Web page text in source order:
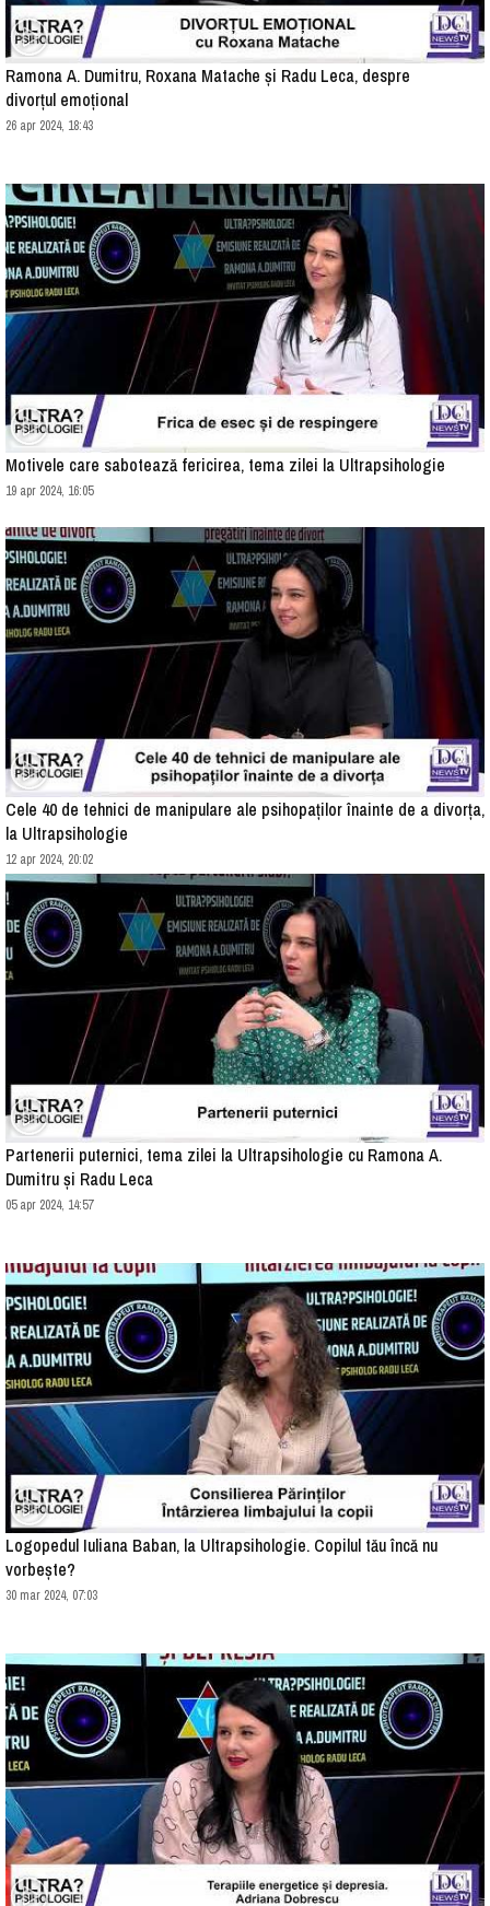
Ramona A. Dumitru, Roxana Matache și Radu Leca, despre
divorțul emoțional
26 apr 2024, 18:43
Motivele care sabotează fericirea, tema zilei la Ultrapsihologie
19 apr 2024, 16:05
Cele 40 de tehnici de manipulare ale psihopaților înainte de a divorța,
la Ultrapsihologie
12 apr 2024, 20:02
Partenerii puternici, tema zilei la Ultrapsihologie cu Ramona A.
Dumitru și Radu Leca
05 apr 2024, 14:57
Logopedul Iuliana Baban, la Ultrapsihologie. Copilul tău încă nu
vorbește?
30 mar 2024, 07:03